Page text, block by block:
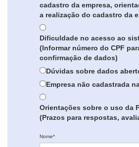
cadastro da empresa,
a realização do cadastro da
Dificuldade no acesso ao
(Informar número do CPF
confirmação de dados)
Dúvidas sobre dados
Empresa não cadastrada
Orientações sobre o uso da
(Prazos para respostas,
Nome*